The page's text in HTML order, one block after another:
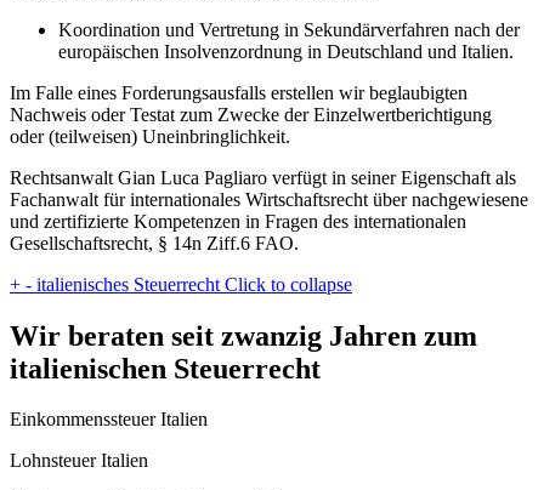
Koordination und Vertretung in Sekundärverfahren nach der
europäischen Insolvenzordnung in Deutschland und Italien.
Im Falle eines Forderungsausfalls erstellen wir beglaubigten
Nachweis oder Testat zum Zwecke der Einzelwertberichtigung
oder (teilweisen) Uneinbringlichkeit.
Rechtsanwalt Gian Luca Pagliaro verfügt in seiner Eigenschaft als
Fachanwalt für internationales Wirtschaftsrecht über nachgewiesene
und zertifizierte Kompetenzen in Fragen des internationalen
Gesellschaftsrecht, § 14n Ziff.6 FAO.
+ - italienisches Steuerrecht Click to collapse
Wir beraten seit zwanzig Jahren zum
italienischen Steuerrecht
Einkommenssteuer Italien
Lohnsteuer Italien